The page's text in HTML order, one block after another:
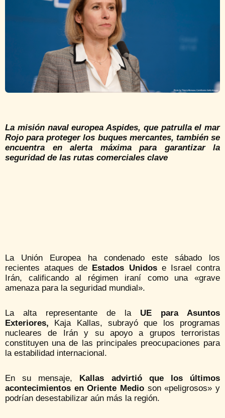
La misión naval europea Aspides, que patrulla el mar
Rojo para proteger los buques mercantes, también se
encuentra en alerta máxima para garantizar la
seguridad de las rutas comerciales clave
La Unión Europea ha condenado este sábado los
recientes ataques de
Estados Unidose Israel contra
Irán, calificando al régimen iraní como una «grave
amenaza para la seguridad mundial».
La alta representante de la UE para Asuntos
Exteriores, Kaja Kallas, subrayó que los programas
nucleares de Irán y su apoyo a grupos terroristas
constituyen una de las principales preocupaciones para
la estabilidad internacional.
En su mensaje,
Kallas advirtió que los últimos
acontecimientos en Oriente Medio son «peligrosos» y
podrían desestabilizar aún más la región.